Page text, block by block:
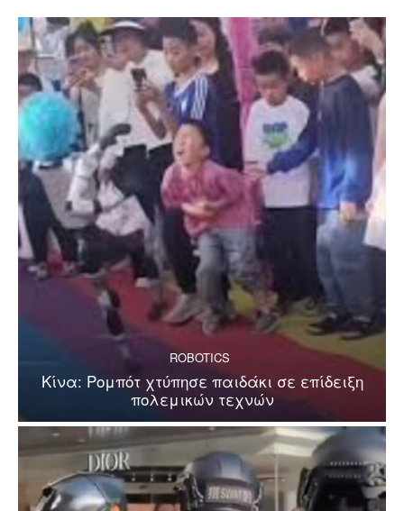
ROBOTICS
Κίνα: Ρομπότ χτύπησε παιδάκι σε επίδειξη
πολεμικών τεχνών